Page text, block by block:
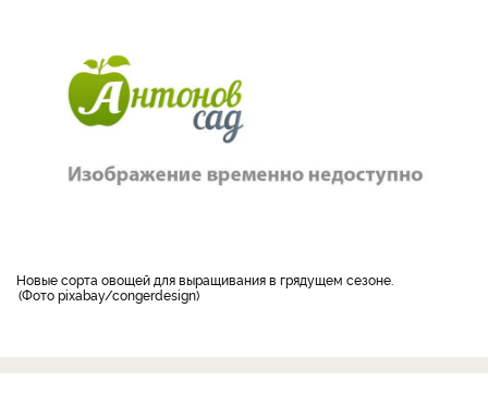
новые сорта овощей для выращивания в грядущем сезоне.
Фото pixabay/congerdesign